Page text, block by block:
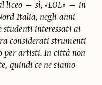
liceo — sì, «LOL» — in
Italia, negli anni
studenti interessati ai
considerati strumenti
per artisti. In città non
quindi ce ne siamo